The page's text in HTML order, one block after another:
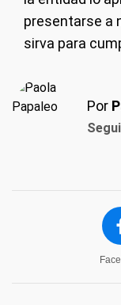
presentarse a
sirva para
Por